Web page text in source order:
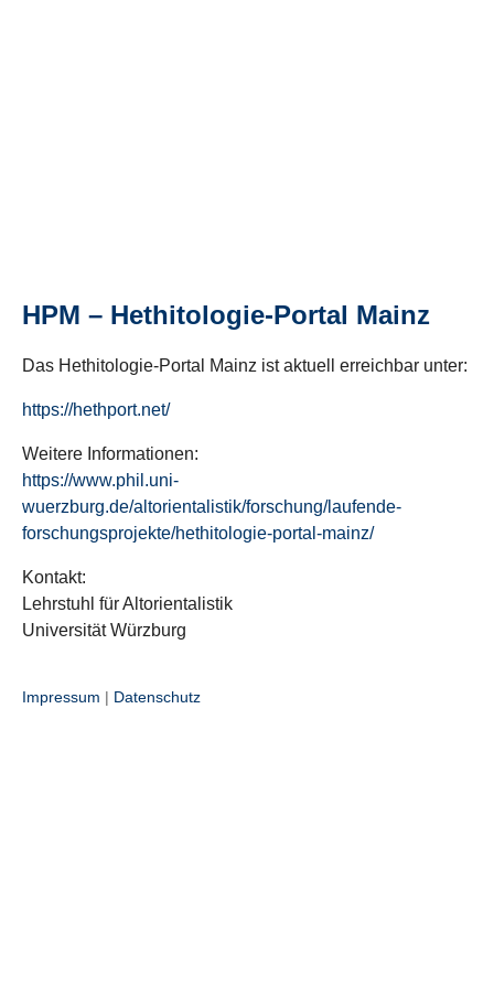
HPM – Hethitologie-Portal Mainz
Das Hethitologie-Portal Mainz ist aktuell erreichbar unter:
https://hethport.net/
Weitere Informationen:
https://www.phil.uni-
wuerzburg.de/altorientalistik/forschung/laufende-
forschungsprojekte/hethitologie-portal-mainz/
Kontakt:
Lehrstuhl für Altorientalistik
Universität Würzburg
Impressum | Datenschutz